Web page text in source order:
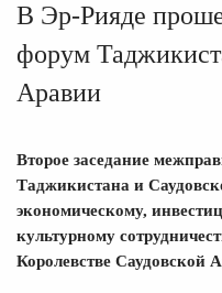
В Эр-Рияде
форум
Аравии
Второе заседание
Таджикистана и
экономическому,
культурному
Королевстве Саудовской